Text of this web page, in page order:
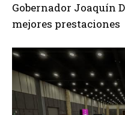
Gobernador Joaquín
mejores prestaciones